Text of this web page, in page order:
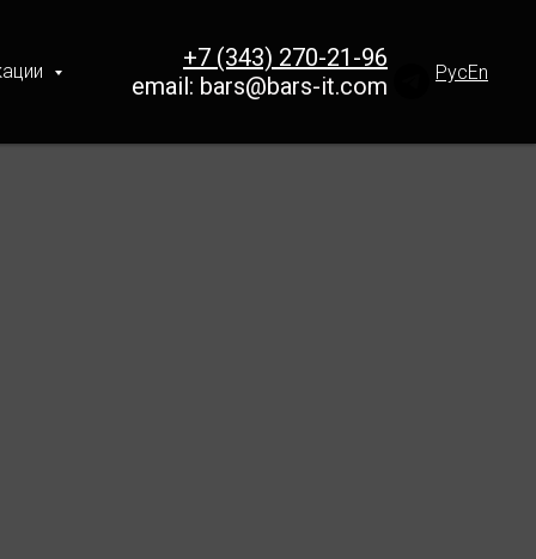
+7 (343) 270-21-96
email: bars@bars-it.com РусEn